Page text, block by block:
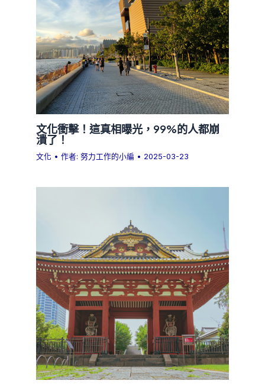
文化衝擊！這真相曝光，99%的人都崩
潰了！
文化 • 作者:努力工作的小編 • 2025-03-23